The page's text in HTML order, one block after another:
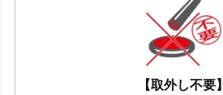
【取外し不要】